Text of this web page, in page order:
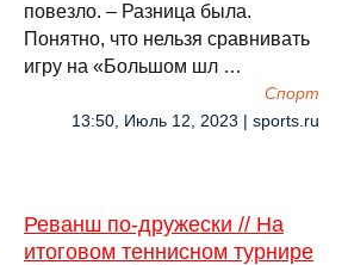
повезло. – Разница была.
Понятно, что нельзя сравнивать
игру на «Большом шл …
Спорт
13:50, Июль 12, 2023 | sports.ru
Реванш по-дружески // На
итоговом теннисном турнире